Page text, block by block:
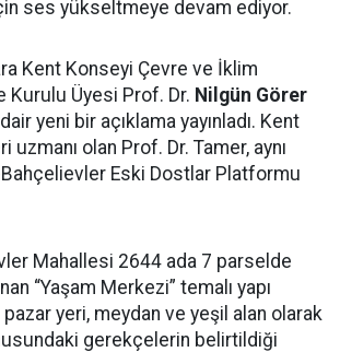
ses yükseltmeye devam ediyor.
Kent Konseyi Çevre ve İklim
Kurulu Üyesi Prof. Dr. Nilgün Görer
yeni bir açıklama yayınladı. Kent
olan Prof. Dr. Tamer, aynı
Eski Dostlar Platformu
Mahallesi 2644 ada 7 parselde
“Yaşam Merkezi” temalı yapı
pazar yeri, meydan ve yeşil alan olarak
gerekçelerin belirtildiği